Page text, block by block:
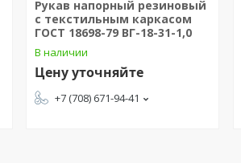
Рукав напорный резиновый
с текстильным каркасом
ГОСТ 18698-79 ВГ-18-31-1,0
В наличии
Цену уточняйте
+7 (708) 671-94-41